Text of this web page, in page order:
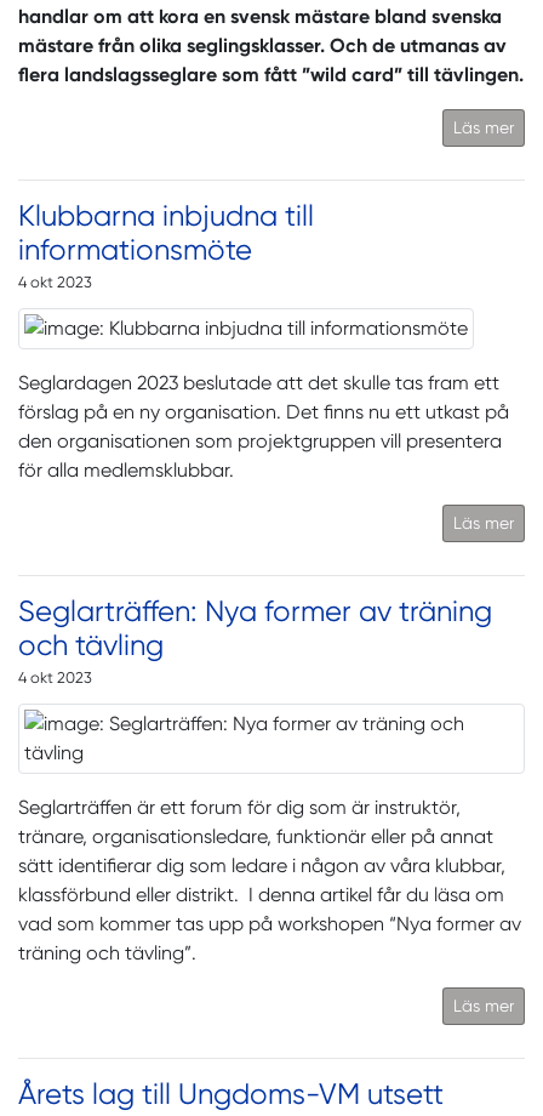
handlar om att kora en svensk mästare bland svenska
mästare från olika seglingsklasser. Och de utmanas av
flera landslagsseglare som fått ”wild card” till tävlingen.
Läs mer
Klubbarna inbjudna till
informationsmöte
4 okt 2023
Seglardagen 2023 beslutade att det skulle tas fram ett
förslag på en ny organisation. Det finns nu ett utkast på
den organisationen som projektgruppen vill presentera
för alla medlemsklubbar.
Läs mer
Seglarträffen: Nya former av träning
och tävling
4 okt 2023
Seglarträffen är ett forum för dig som är instruktör,
tränare, organisationsledare, funktionär eller på annat
sätt identifierar dig som ledare i någon av våra klubbar,
klassförbund eller distrikt. I denna artikel får du läsa om
vad som kommer tas upp på workshopen “Nya former av
träning och tävling”.
Läs mer
Årets lag till Ungdoms-VM utsett